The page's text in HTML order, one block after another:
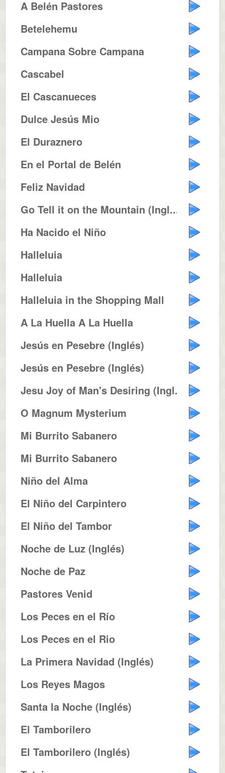
A Belén Pastores
Betelehemu
Campana Sobre Campana
Cascabel
El Cascanueces
Dulce Jesús Mio
El Duraznero
En el Portal de Belén
Feliz Navidad
Go Tell it on the Mountain (Ingl...
Ha Nacido el Niño
Halleluia
Halleluia
Halleluia in the Shopping Mall
A La Huella A La Huella
Jesús en Pesebre (Inglés)
Jesús en Pesebre (Inglés)
Jesu Joy of Man's Desiring (Ingl...
O Magnum Mysterium
Mi Burrito Sabanero
Mi Burrito Sabanero
Niño del Alma
El Niño del Carpintero
El Niño del Tambor
Noche de Luz (Inglés)
Noche de Paz
Pastores Venid
Los Peces en el Río
Los Peces en el Rio
La Primera Navidad (Inglés)
Los Reyes Magos
Santa la Noche (Inglés)
El Tamborilero
El Tamborilero (Inglés)